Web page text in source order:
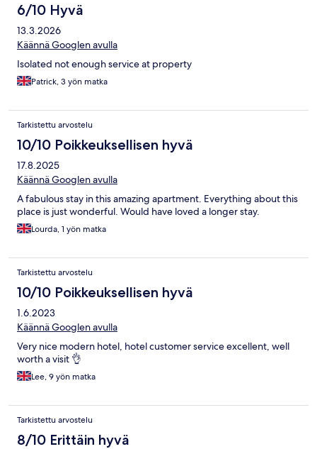
6/10 Hyvä
13.3.2026
Käännä Googlen avulla
Isolated not enough service at property
Patrick, 3 yön matka
Tarkistettu arvostelu
10/10 Poikkeuksellisen hyvä
17.8.2025
Käännä Googlen avulla
A fabulous stay in this amazing apartment. Everything about this
place is just wonderful. Would have loved a longer stay.
Lourda, 1 yön matka
Tarkistettu arvostelu
10/10 Poikkeuksellisen hyvä
1.6.2023
Käännä Googlen avulla
Very nice modern hotel, hotel customer service excellent, well
worth a visit 👌
Lee, 9 yön matka
Tarkistettu arvostelu
8/10 Erittäin hyvä